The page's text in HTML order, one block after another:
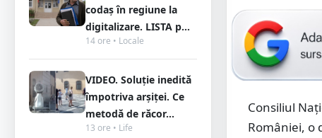
codaș în regiune la
digitalizare. LISTA p...
14 ore • Locale
VIDEO. Soluție inedită
împotriva arșiței. Ce
metodă de răcor...
13 ore • Life
Consiliul
României, o